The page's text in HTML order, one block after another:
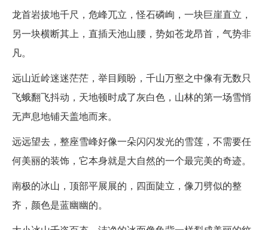
龙首岩拔地千尺，危峰兀立，怪石磷峋，一块巨崖直立，
另一块横断其上，直插天池山腰，势如苍龙昂首，气势非
凡。
远山近岭迷迷茫茫，举目顾盼，千山万壑之中像有无数只
飞蛾翻飞抖动，天地顿时成了灰白色，山林的第一场雪悄
无声息地铺天盖地而来。
远远望去，整座雪峰好像一朵闪闪发光的雪莲，不需要任
何美丽的装饰，它本身就是大自然的一个最完美的奇迹。
南极的冰山，顶部平展展的，四面陡立，像刀劈似的整
齐，颜色是蓝幽幽的。